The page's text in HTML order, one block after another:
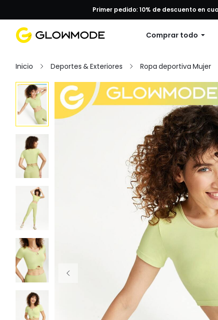
Primer pedido: 10% de descuento en
Comprar todo
Inicio Deportes & Exteriores Ropa deportiva Mujer